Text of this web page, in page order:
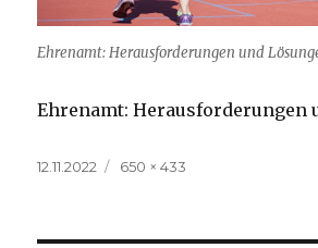
Ehrenamt: Herausforderungen und
Ehrenamt: Herausforderungen
Veröffentlicht
12.11.2022
Volle
650 × 433